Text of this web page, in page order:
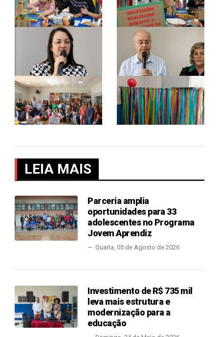
LEIA MAIS
Parceria amplia
oportunidades para 33
adolescentes no Programa
Jovem Aprendiz
Quarta, 05 de Agosto de 2026
Investimento de R$ 735 mil
leva mais estrutura e
modernização para a
educação